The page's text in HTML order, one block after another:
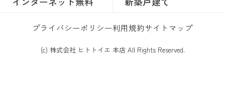
プライバシーポリシー利用規約サイトマップ
(c) 株式会社 ヒトトイエ 本店 All Rights Reserved.